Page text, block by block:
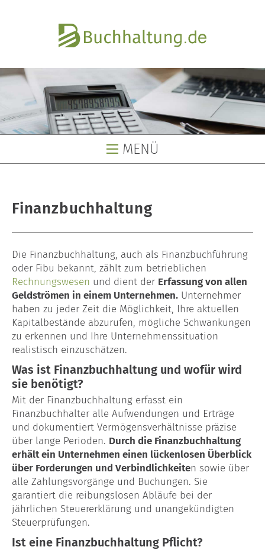
Buchhaltungsservice
Buchhaltungsbüro
Lohnbüro
Lohn- & Gehaltsabrechnung
Baulohn
Garten- & Landschaftsbau
Maler & Lackierer
Dachdecker
Unternehmensberatung
Gründungsberatung
Kontakt
Glossar
Blog
MENÜ
Finanzbuchhaltung
Die Finanzbuchhaltung, auch als Finanzbuchführung
oder Fibu bekannt, zählt zum betrieblichen
Rechnungswesen und dient der Erfassung von allen
Geldströmen in einem Unternehmen. Unternehmer
haben zu jeder Zeit die Möglichkeit, Ihre aktuellen
Kapitalbestände abzurufen, mögliche Schwankungen
zu erkennen und Ihre Unternehmenssituation
realistisch einzuschätzen.
Was ist Finanzbuchhaltung und wofür wird
sie benötigt?
Mit der Finanzbuchhaltung erfasst ein
Finanzbuchhalter alle Aufwendungen und Erträge
und dokumentiert Vermögensverhältnisse präzise
über lange Perioden. Durch die Finanzbuchhaltung
erhält ein Unternehmen einen lückenlosen Überblick
über Forderungen und Verbindlichkeiten sowie über
alle Zahlungsvorgänge und Buchungen. Sie
garantiert die reibungslosen Abläufe bei der
jährlichen Steuererklärung und unangekündigten
Steuerprüfungen.
Ist eine Finanzbuchhaltung Pflicht?